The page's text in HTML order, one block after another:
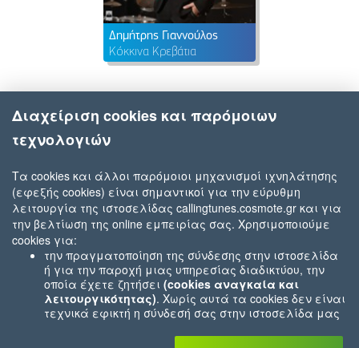
Δημήτρης Γιαννούλος
Κόκκινα Κρεβάτια
Διαχείριση cookies και παρόμοιων
τεχνολογιών
Τα cookies και άλλοι παρόμοιοι μηχανισμοί ιχνηλάτησης
(εφεξής cookies) είναι σημαντικοί για την εύρυθμη
λειτουργία της ιστοσελίδας callingtunes.cosmote.gr και για
την βελτίωση της online εμπειρίας σας. Χρησιμοποιούμε
cookies για:
την πραγματοποίηση της σύνδεσης στην ιστοσελίδα
ή για την παροχή μιας υπηρεσίας διαδικτύου, την
οποία έχετε ζητήσει (cookies αναγκαία και
λειτουργικότητας). Χωρίς αυτά τα cookies δεν είναι
τεχνικά εφικτή η σύνδεσή σας στην ιστοσελίδα μας
που εσείς μας ζητήσατε (π.χ.cookies που αφορούν